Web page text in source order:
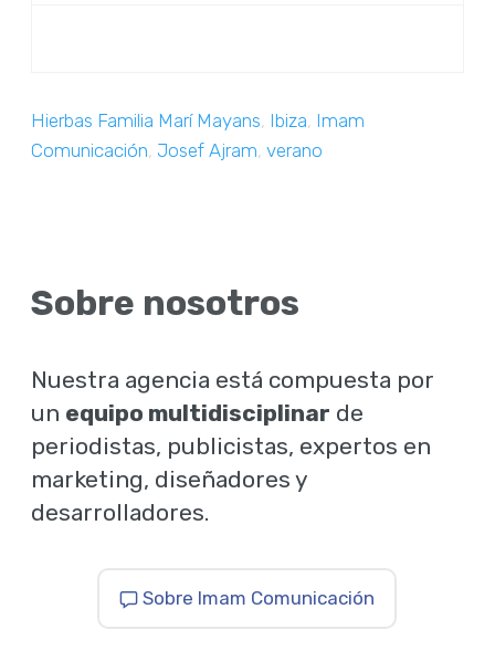
Hierbas Familia Marí Mayans, Ibiza, Imam
Comunicación, Josef Ajram,verano
Sobre nosotros
Nuestra agencia está compuesta por
un equipo multidisciplinar de
periodistas, publicistas, expertos en
marketing, diseñadores y
desarrolladores.
Sobre Imam Comunicación